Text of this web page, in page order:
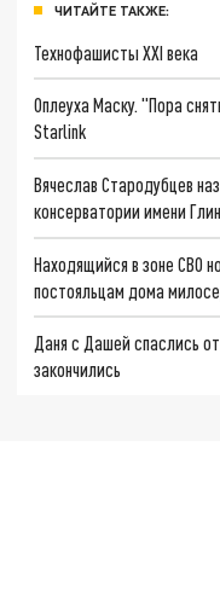
ЧИТАЙТЕ ТАКЖЕ:
Технофашисты XXI века
Оплеуха Маску. "Пора
Starlink
Вячеслав Стародубцев
консерватории имени
Находящийся в зоне СВО
постояльцам дома
Даня с Дашей спаслись
закончились